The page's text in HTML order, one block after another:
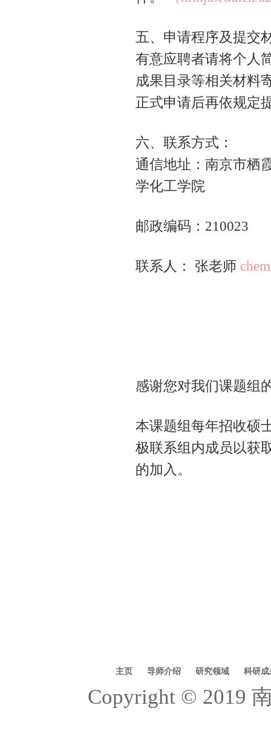
五、申请程序及提交
有意应聘者请将个人
成果目录等相关材料
正式申请后再依规定
六、联系方式：
通信地址：南京市栖
学化工学院
邮政编码：210023
联系人： 张老师
感谢您对我们课题组
本课题组每年招收硕
极联系组内成员以获
的加入。
主页 导师介绍 研究领域 科研成
Copyright © 2019